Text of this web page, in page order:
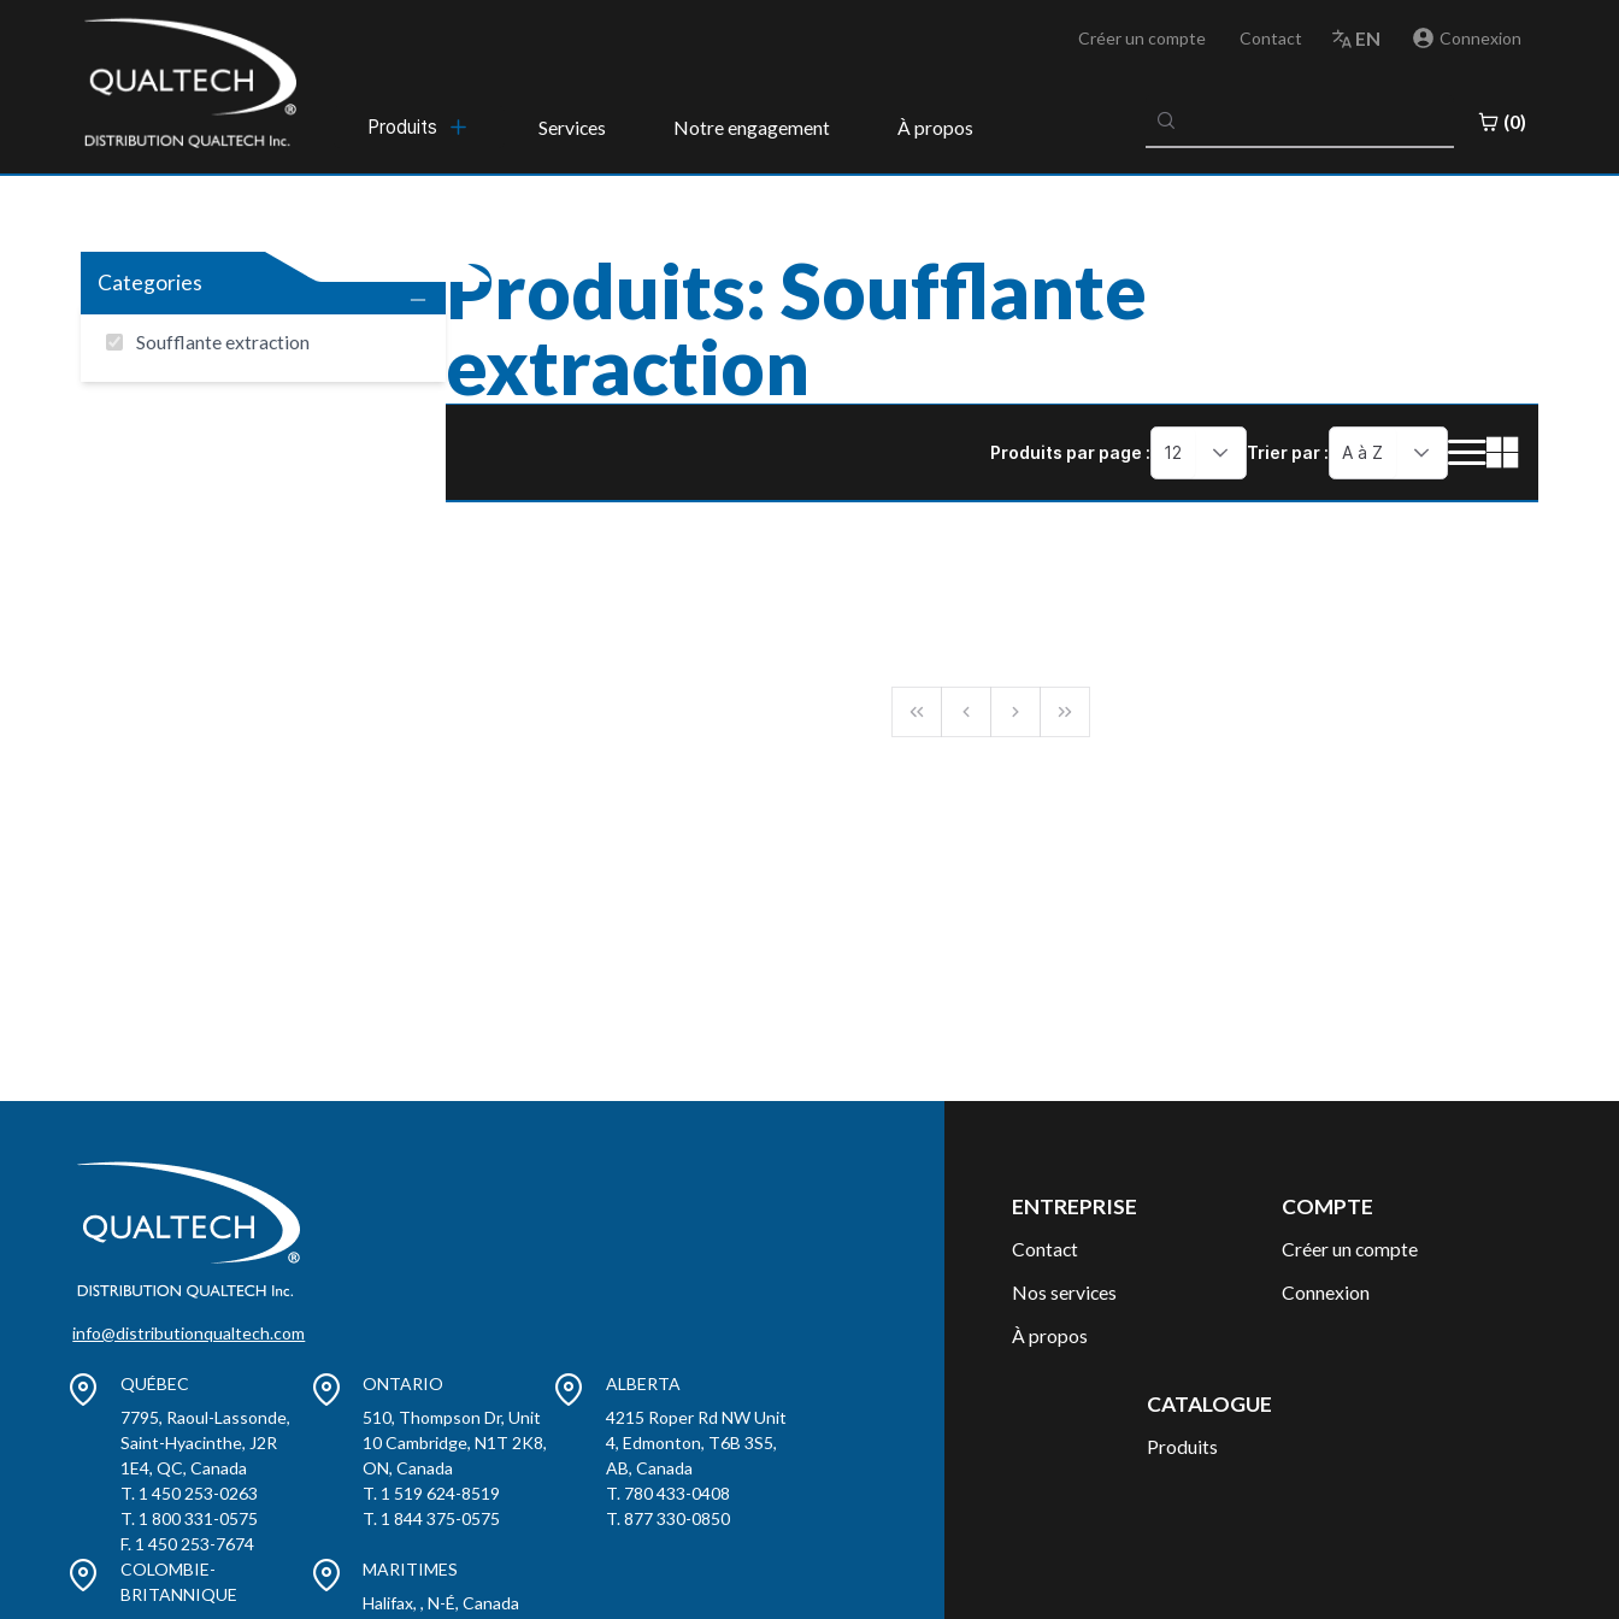
Créer un compte Contact EN Connexion
Produits Services Notre engagement À propos
results
(0)
Categories
Soufflante extraction
Produits: Soufflante
extraction
Produits par page : 12 Trier par : A à Z
info@distributionqualtech.com
QUÉBEC
7795, Raoul-Lassonde,
Saint-Hyacinthe, J2R
1E4, QC, Canada
T. 1 450 253-0263
T. 1 800 331-0575
F. 1 450 253-7674
ONTARIO
510, Thompson Dr, Unit
10 Cambridge, N1T 2K8,
ON, Canada
T. 1 519 624-8519
T. 1 844 375-0575
ALBERTA
4215 Roper Rd NW Unit
4, Edmonton, T6B 3S5,
AB, Canada
T. 780 433-0408
T. 877 330-0850
COLOMBIE-
BRITANNIQUE
MARITIMES
Halifax, , N-É, Canada
ENTREPRISE
Contact
Nos services
À propos
COMPTE
Créer un compte
Connexion
CATALOGUE
Produits